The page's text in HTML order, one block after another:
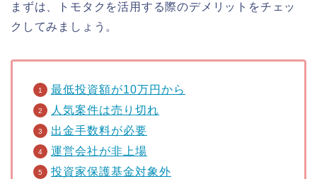
まずは、トモタクを活用する際のデメリットをチェッ
クしてみましょう。
最低投資額が10万円から
人気案件は売り切れ
出金手数料が必要
運営会社が非上場
投資家保護基金対象外